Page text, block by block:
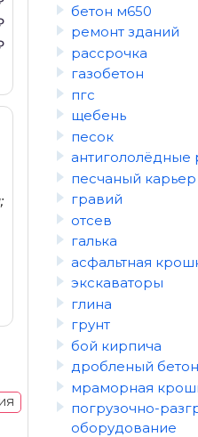
бетон м650
ремонт зданий
рассрочка
газобетон
пгс
щебень
песок
антигололёдные
песчаный карьер
гравий
отсев
галька
асфальтная
экскаваторы
глина
грунт
бой кирпича
дробленый бетон
мраморная
погрузочно-
оборудование